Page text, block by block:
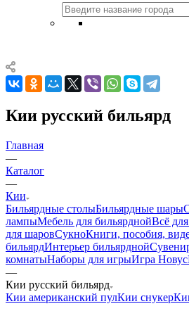
Кии русский бильярд
Главная
—
Каталог
—
Кии
Бильярдные столыБильярдные шары
лампыМебель для бильярднойВсё
для шаровСукноКниги, пособия,
бильярдИнтерьер бильярдной
комнатыНаборы для игрыИгра Новус
—
Кии русский бильярд
Кии американский пулКии снукер